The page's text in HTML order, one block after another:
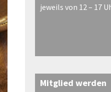
jeweils von 12 – 17
Mitglied werden